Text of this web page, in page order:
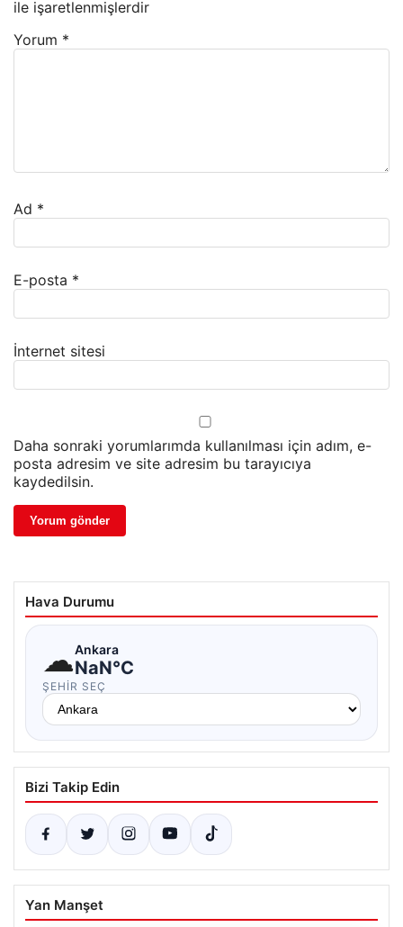
ile işaretlenmişlerdir
Yorum *
Ad *
E-posta *
İnternet sitesi
Daha sonraki yorumlarımda kullanılması için adım, e-
posta adresim ve site adresim bu tarayıcıya
kaydedilsin.
Hava Durumu
☁Ankara
NaN°C
ŞEHIR SEÇ
Bizi Takip Edin
Yan Manşet